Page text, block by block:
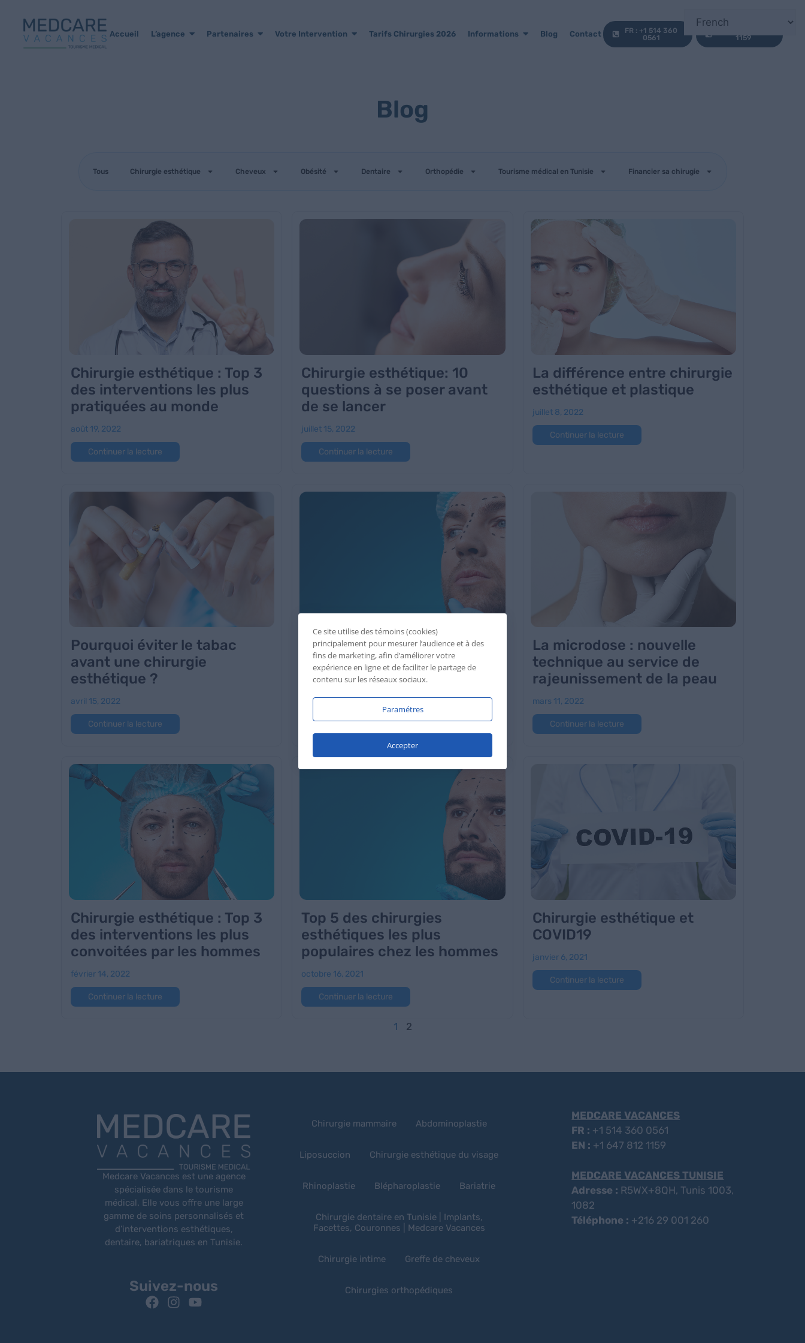
Accueil L’agence Partenaires Votre Intervention Tarifs Chirurgies 2026 Informations Blog Contact
FR : +1 514 360
0561
1159
Blog
Tous Chirurgie esthétique Cheveux Obésité Dentaire Orthopédie Tourisme médical en Tunisie Financier sa chirugie
Chirurgie esthétique : Top 3
des interventions les plus
pratiquées au monde
août 19, 2022
Continuer la lecture
Chirurgie esthétique: 10
questions à se poser avant
de se lancer
juillet 15, 2022
Continuer la lecture
La différence entre chirurgie
esthétique et plastique
juillet 8, 2022
Continuer la lecture
Pourquoi éviter le tabac
avant une chirurgie
esthétique ?
avril 15, 2022
Continuer la lecture
Chirurgie esthétique : les
gestes qui mènent à des
complications
avril 1, 2022
Continuer la lecture
La microdose : nouvelle
technique au service de
rajeunissement de la peau
mars 11, 2022
Continuer la lecture
Chirurgie esthétique : Top 3
des interventions les plus
convoitées par les hommes
février 14, 2022
Continuer la lecture
Top 5 des chirurgies
esthétiques les plus
populaires chez les hommes
octobre 16, 2021
Continuer la lecture
Chirurgie esthétique et
COVID19
janvier 6, 2021
Continuer la lecture
1 2
Medcare Vacances est une agence
spécialisée dans le tourisme
médical. Elle vous offre une large
gamme de soins personnalisés et
d’interventions esthétiques,
dentaire, bariatriques en Tunisie.
Suivez-nous
Chirurgie mammaire Abdominoplastie
Liposuccion Chirurgie esthétique du visage
Rhinoplastie Blépharoplastie Bariatrie
Chirurgie dentaire en Tunisie | Implants,
Facettes, Couronnes | Medcare Vacances
Chirurgie intime Greffe de cheveux
Chirurgies orthopédiques
MEDCARE VACANCES
FR : +1 514 360 0561
EN : +1 647 812 1159
MEDCARE VACANCES TUNISIE
Adresse : R5WX+8QH, Tunis 1003,
1082
Téléphone : +216 29 001 260
Ce site utilise des témoins (cookies)
principalement pour mesurer l’audience et à des
fins de marketing, afin d’améliorer votre
expérience en ligne et de faciliter le partage de
contenu sur les réseaux sociaux.
Paramétres
Accepter